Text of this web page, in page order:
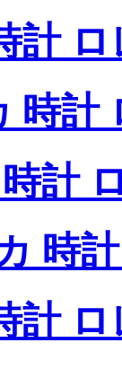
計
時計
計
時
計